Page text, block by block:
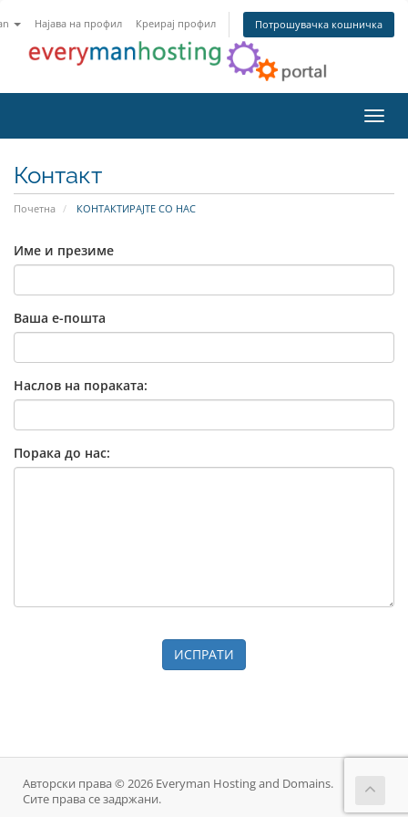
Најава на профил Креирај профил Потрошувачка кошничка
Контакт
Почетна КОНТАКТИРАЈТЕ СО НАС
Име и презиме
Ваша е-пошта
Наслов на пораката:
Порака до нас:
ИСПРАТИ
Авторски права © 2026 Everyman Hosting and Domains.
Сите права се задржани.